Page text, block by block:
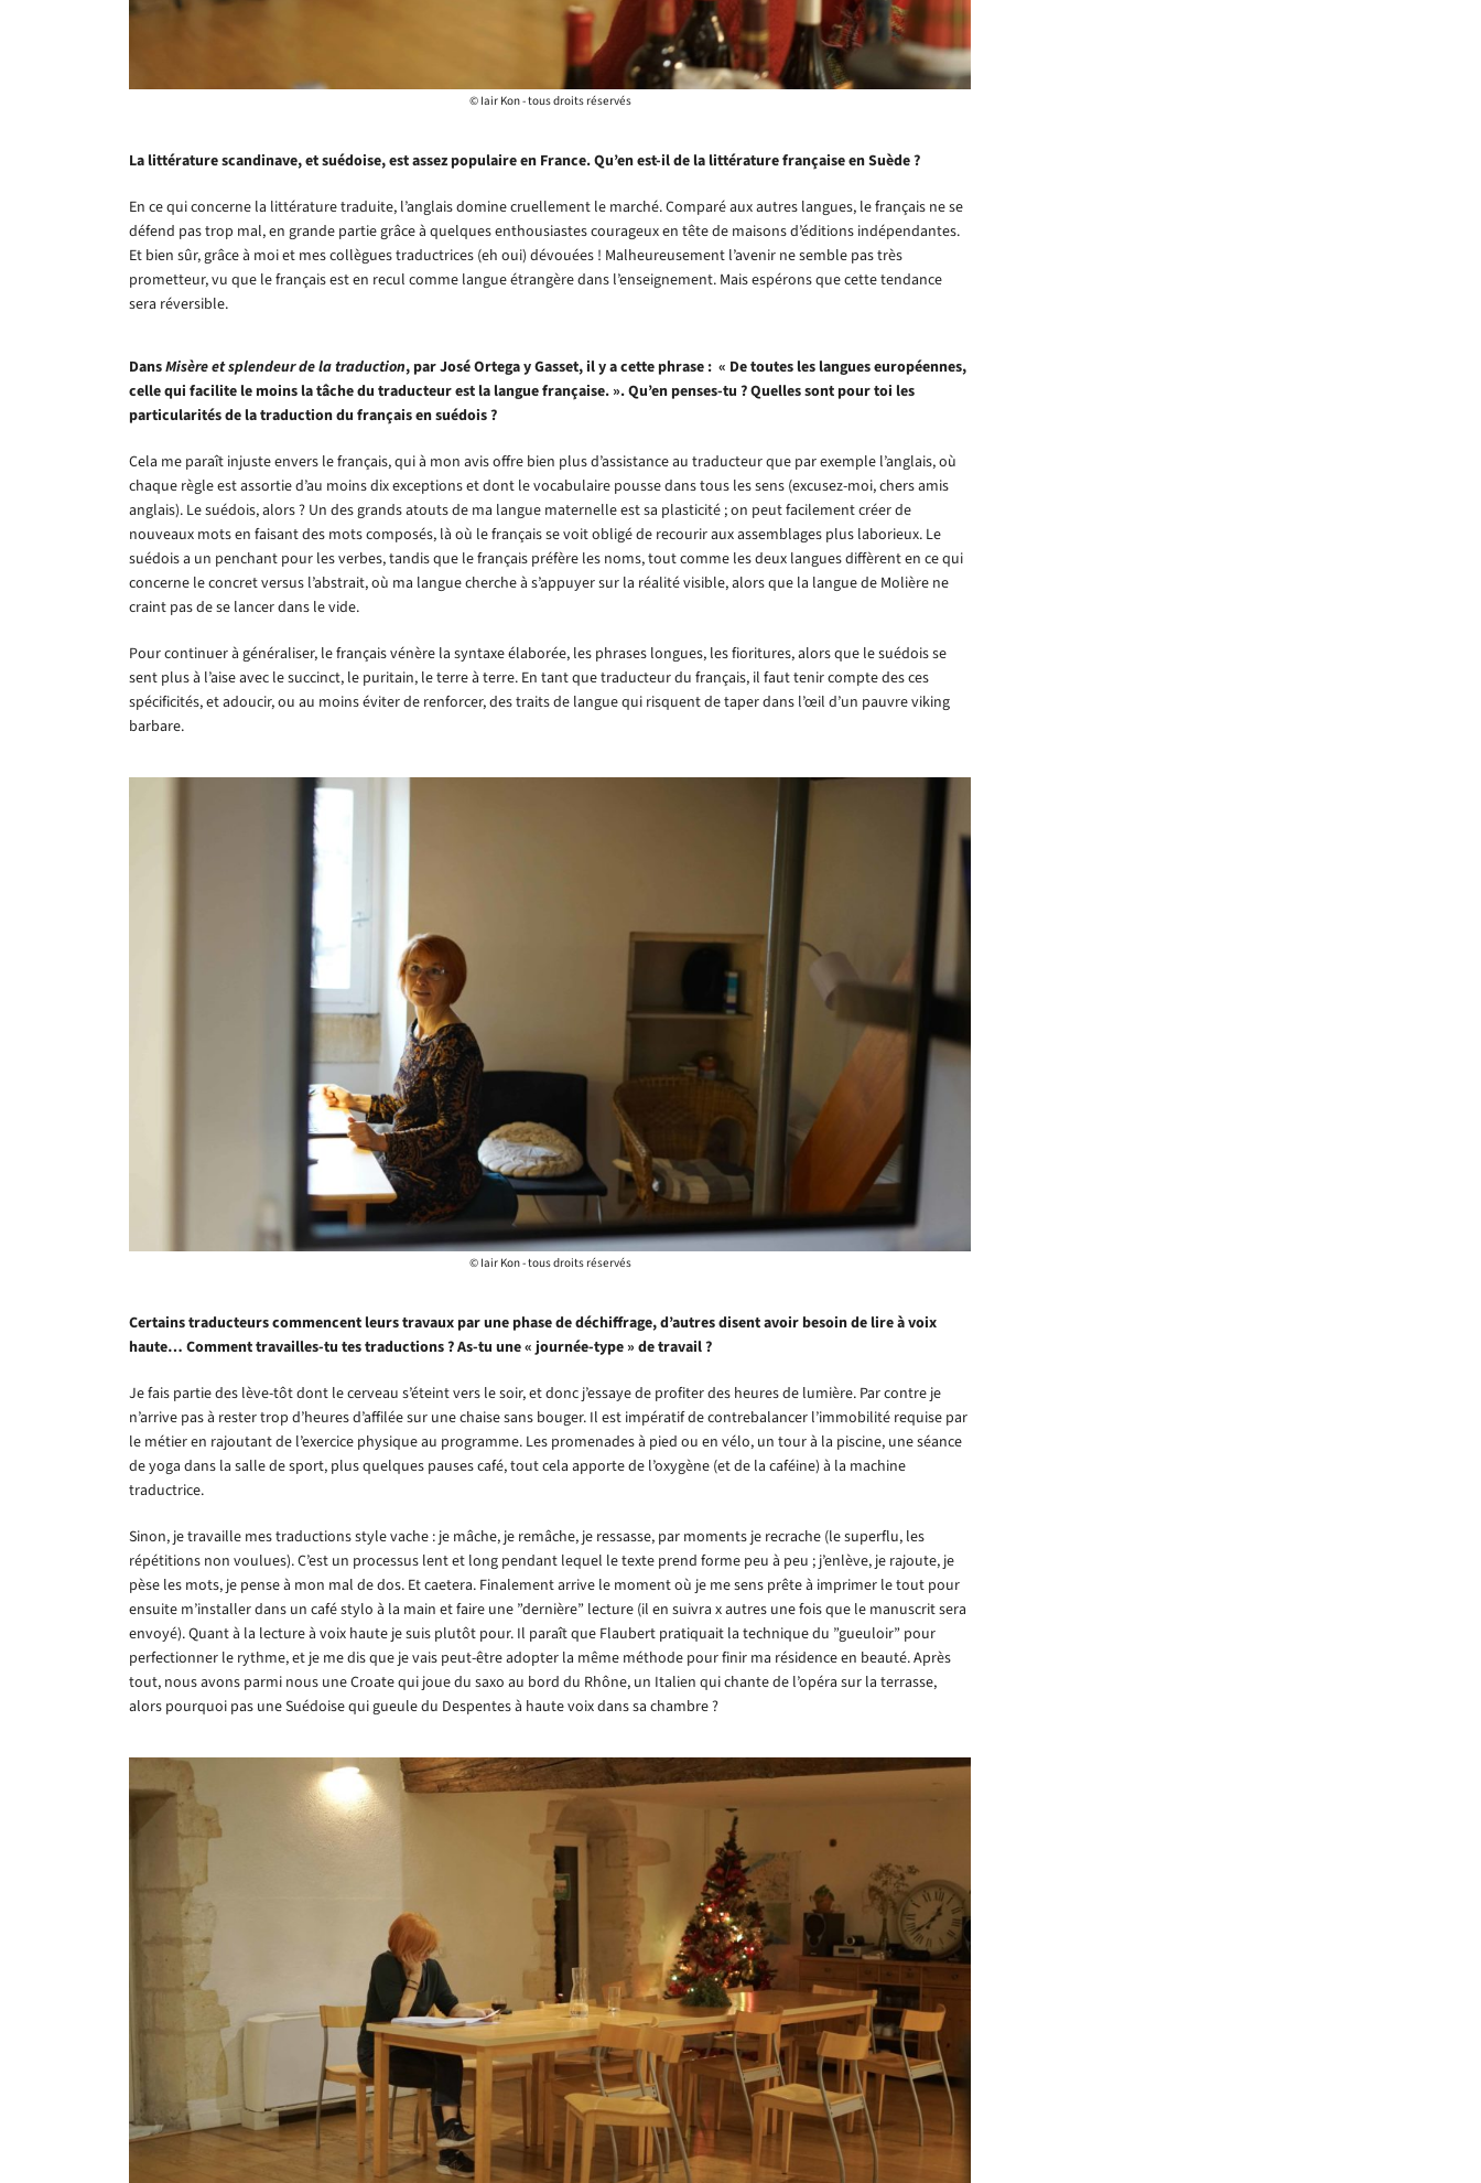
© Iair Kon - tous droits réservés
La littérature scandinave, et suédoise, est assez populaire en France. Qu’en est-il de la littérature française en Suède ?
En ce qui concerne la littérature traduite, l’anglais domine cruellement le marché. Comparé aux autres langues, le français ne se
défend pas trop mal, en grande partie grâce à quelques enthousiastes courageux en tête de maisons d’éditions indépendantes.
Et bien sûr, grâce à moi et mes collègues traductrices (eh oui) dévouées ! Malheureusement l’avenir ne semble pas très
prometteur, vu que le français est en recul comme langue étrangère dans l’enseignement. Mais espérons que cette tendance
sera réversible.
DansMisère et splendeur de la traduction, par José Ortega y Gasset, il y a cette phrase : « De toutes les langues européennes,
celle qui facilite le moins la tâche du traducteur est la langue française. ». Qu’en penses-tu ? Quelles sont pour toi les
particularités de la traduction du français en suédois ?
Cela me paraît injuste envers le français, qui à mon avis offre bien plus d’assistance au traducteur que par exemple l’anglais, où
chaque règle est assortie d’au moins dix exceptions et dont le vocabulaire pousse dans tous les sens (excusez-moi, chers amis
anglais). Le suédois, alors ? Un des grands atouts de ma langue maternelle est sa plasticité ; on peut facilement créer de
nouveaux mots en faisant des mots composés, là où le français se voit obligé de recourir aux assemblages plus laborieux. Le
suédois a un penchant pour les verbes, tandis que le français préfère les noms, tout comme les deux langues diffèrent en ce qui
concerne le concret versus l’abstrait, où ma langue cherche à s’appuyer sur la réalité visible, alors que la langue de Molière ne
craint pas de se lancer dans le vide.
Pour continuer à généraliser, le français vénère la syntaxe élaborée, les phrases longues, les fioritures, alors que le suédois se
sent plus à l’aise avec le succinct, le puritain, le terre à terre. En tant que traducteur du français, il faut tenir compte des ces
spécificités, et adoucir, ou au moins éviter de renforcer, des traits de langue qui risquent de taper dans l’œil d’un pauvre viking
barbare.
© Iair Kon - tous droits réservés
Certains traducteurs commencent leurs travaux par une phase de déchiffrage, d’autres disent avoir besoin de lire à voix
haute… Comment travailles-tu tes traductions ? As-tu une « journée-type » de travail ?
Je fais partie des lève-tôt dont le cerveau s’éteint vers le soir, et donc j’essaye de profiter des heures de lumière. Par contre je
n’arrive pas à rester trop d’heures d’affilée sur une chaise sans bouger. Il est impératif de contrebalancer l’immobilité requise par
le métier en rajoutant de l’exercice physique au programme. Les promenades à pied ou en vélo, un tour à la piscine, une séance
de yoga dans la salle de sport, plus quelques pauses café, tout cela apporte de l’oxygène (et de la caféine) à la machine
traductrice.
Sinon, je travaille mes traductions style vache : je mâche, je remâche, je ressasse, par moments je recrache (le superflu, les
répétitions non voulues). C’est un processus lent et long pendant lequel le texte prend forme peu à peu ; j’enlève, je rajoute, je
pèse les mots, je pense à mon mal de dos. Et caetera. Finalement arrive le moment où je me sens prête à imprimer le tout pour
ensuite m’installer dans un café stylo à la main et faire une ”dernière” lecture (il en suivra x autres une fois que le manuscrit sera
envoyé). Quant à la lecture à voix haute je suis plutôt pour. Il paraît que Flaubert pratiquait la technique du ”gueuloir” pour
perfectionner le rythme, et je me dis que je vais peut-être adopter la même méthode pour finir ma résidence en beauté. Après
tout, nous avons parmi nous une Croate qui joue du saxo au bord du Rhône, un Italien qui chante de l’opéra sur la terrasse,
alors pourquoi pas une Suédoise qui gueule du Despentes à haute voix dans sa chambre ?